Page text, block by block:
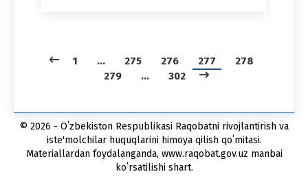
1 … 275 276 277
278
279
… 302
© 2026 - Oʻzbekiston Respublikasi Raqobatni rivojlantirish va
iste'molchilar huquqlarini himoya qilish qoʻmitasi.
Materiallardan foydalanganda, www.raqobat.gov.uz manbai
koʻrsatilishi shart.